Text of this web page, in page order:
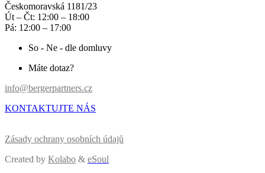
Českomoravská 1181/23
Út – Čt: 12:00 – 18:00
Pá: 12:00 – 17:00
So - Ne - dle domluvy
Máte dotaz?
info@bergerpartners.cz
KONTAKTUJTE NÁS
Zásady ochrany osobních údajů
Created by Kolabo & eSoul